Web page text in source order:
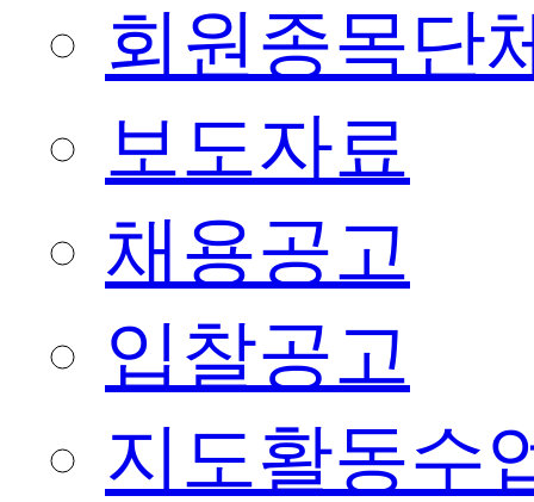
회원종목단
보도자료
채용공고
입찰공고
지도활동수